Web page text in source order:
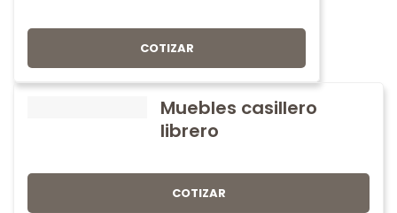
COTIZAR
Muebles casillero
librero
COTIZAR